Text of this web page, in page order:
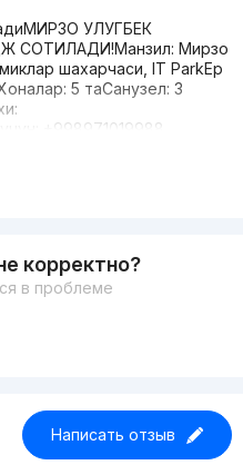
УЛУГБЕК
СОТИЛАДИ!Манзил: Мирзо
шахарчаси, IT ParkЕр
5 таСанузел: 3
+998971019988
корректно?
в проблеме
Написать отзыв